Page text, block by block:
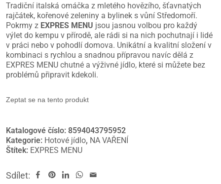
Tradiční italská omáčka z mletého hovězího, šťavnatých
rajčátek, kořenové zeleniny a bylinek s vůní Středomoří.
Pokrmy z EXPRES MENU jsou jasnou volbou pro každý
výlet do kempu v přírodě, ale rádi si na nich pochutnají i lidé
v práci nebo v pohodlí domova. Unikátní a kvalitní složení v
kombinaci s rychlou a snadnou přípravou navíc dělá z
EXPRES MENU chutné a výživné jídlo, které si můžete bez
problémů připravit kdekoli.
Zeptat se na tento produkt
Katalogové číslo: 8594043795952
Kategorie: Hotové jídlo, NA VAŘENÍ
Štítek: EXPRES MENU
Sdílet: